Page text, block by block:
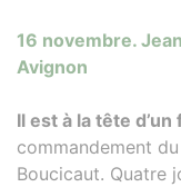
16 novembre.
Avignon
Il est à la tête
commandement
Boucicaut. Quatre